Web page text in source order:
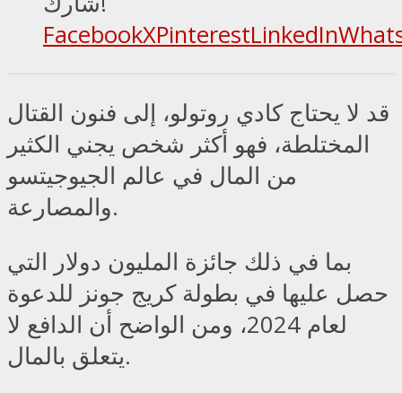
FacebookXPinterestLinkedIn
قد لا يحتاج كادي روتولو، إلى فنون القتال
المختلطة، فهو أكثر شخص يجني الكثير
من المال في عالم الجيوجيتسو
والمصارعة.
بما في ذلك جائزة المليون دولار التي
حصل عليها في بطولة كريج جونز للدعوة
لعام 2024، ومن الواضح أن الدافع لا
يتعلق بالمال.